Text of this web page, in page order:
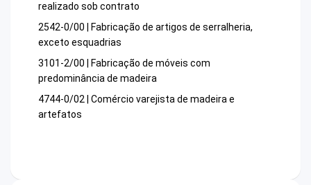
realizado sob contrato
2542-0/00 | Fabricação de artigos de serralheria,
exceto esquadrias
3101-2/00 | Fabricação de móveis com
predominância de madeira
4744-0/02 | Comércio varejista de madeira e
artefatos